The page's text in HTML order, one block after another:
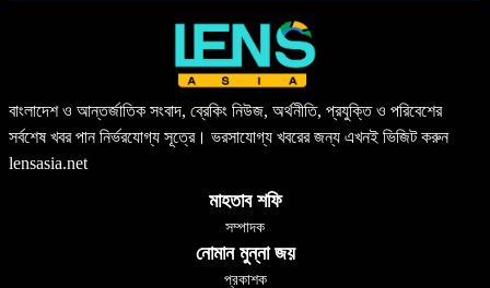
বাংলাদেশ ও আন্তর্জাতিক সংবাদ, ব্রেকিং নিউজ, অর্থনীতি, প্রযুক্তি ও পরিবেশের
সর্বশেষ খবর পান নির্ভরযোগ্য সূত্রে। ভরসাযোগ্য খবরের জন্য এখনই ভিজিট করুন
lensasia.net
মাহতাব শফি
সম্পাদক
নোমান মুন্না জয়
প্রকাশক